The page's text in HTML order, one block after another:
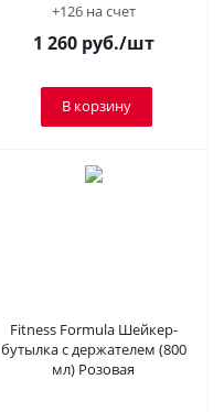
+126 на счет
1 260руб./шт
В корзину
Fitness Formula Шейкер-
бутылка с держателем (800
мл) Розовая